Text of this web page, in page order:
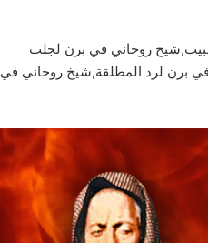
روحاني في برن لجلب
برن لرد المطلقة,شيخ روحاني في